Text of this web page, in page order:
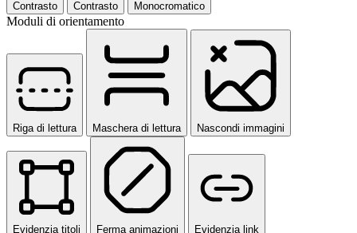
Contrasto Contrasto Monocromatico
Moduli di orientamento
Riga di lettura Maschera di lettura Nascondi immagini
Evidenzia titoli Ferma animazioni Evidenzia link